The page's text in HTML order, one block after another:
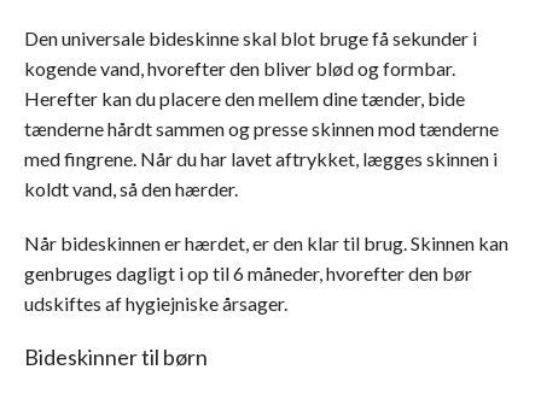
Den universale bideskinne skal blot bruge få sekunder i
kogende vand, hvorefter den bliver blød og formbar.
Herefter kan du placere den mellem dine tænder, bide
tænderne hårdt sammen og presse skinnen mod tænderne
med fingrene. Når du har lavet aftrykket, lægges skinnen i
koldt vand, så den hærder.
Når bideskinnen er hærdet, er den klar til brug. Skinnen kan
genbruges dagligt i op til 6 måneder, hvorefter den bør
udskiftes af hygiejniske årsager.
Bideskinner til børn